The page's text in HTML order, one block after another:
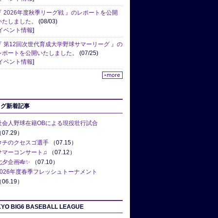
『 2026年度秋季リーグ戦 』のレポートを公開
たしました。 (08/03)
ベント情報]
『 第12回次世代育成大学野球サマーリーグ 』の
ポートを公開いたしました。 (07/25)
ベント情報]
新着記事
会人野球在籍OBによる現役壮行試合
（07.29）
チのクセスゴ選手 （07.15）
マーコンサート♫ （07.12）
夕企画🎋✨ （07.10）
年度春季フレッシュトーナメント
（06.19）
BIG6 BASEBALL LEAGUE